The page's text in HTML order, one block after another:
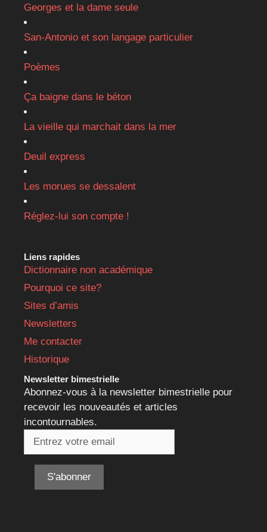
Georges et la dame seule
San-Antonio et son langage particulier
Poèmes
Ça baigne dans le béton
La vieille qui marchait dans la mer
Deuil express
Les morues se dessalent
Réglez-lui son compte !
Liens rapides
Dictionnaire non académique
Pourquoi ce site?
Sites d’amis
Newsletters
Me contacter
Historique
Newsletter bimestrielle
Abonnez-vous à la newsletter bimestrielle pour
recevoir les nouveautés et articles
incontournables.